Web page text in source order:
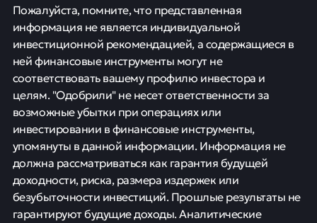
Пожалуйста, помните, что представленная
информация не является индивидуальной
инвестиционной рекомендацией, а содержащиеся в
ней финансовые инструменты могут не
соответствовать вашему профилю инвестора и
целям. "Одобрили" не несет ответственности за
возможные убытки при операциях или
инвестировании в финансовые инструменты,
упомянуты в данной информации. Информация не
должна рассматриваться как гарантия будущей
доходности, риска, размера издержек или
безубыточности инвестиций. Прошлые результаты не
гарантируют будущие доходы. Аналитические